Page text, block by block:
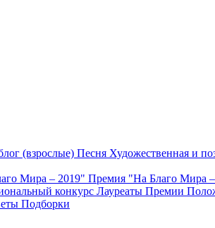
(взрослые) Песня Художественная и
Мира – 2019" Премия "На Благо Мира
конкурс Лауреаты Премии
Подборки